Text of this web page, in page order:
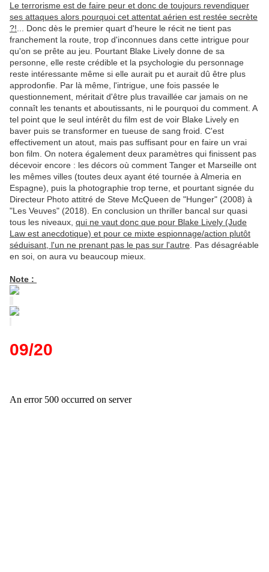
Le terrorisme est de faire peur et donc de toujours revendiquer
ses attaques alors pourquoi cet attentat aérien est restée secrète
?! ... Donc dès le premier quart d'heure le récit ne tient pas
franchement la route, trop d'inconnues dans cette intrigue pour
qu'on se prête au jeu. Pourtant Blake Lively donne de sa
personne, elle reste crédible et la psychologie du personnage
reste intéressante même si elle aurait pu et aurait dû être plus
approdonfie. Par là même, l'intrigue, une fois passée le
questionnement, méritait d'être plus travaillée car jamais on ne
connaît les tenants et aboutissants, ni le pourquoi du comment. A
tel point que le seul intérêt du film est de voir Blake Lively en
baver puis se transformer en tueuse de sang froid. C'est
effectivement un atout, mais pas suffisant pour en faire un vrai
bon film. On notera également deux paramètres qui finissent pas
décevoir encore : les décors où comment Tanger et Marseille ont
les mêmes villes (toutes deux ayant été tournée à Almeria en
Espagne), puis la photographie trop terne, et pourtant signée du
Directeur Photo attitré de Steve McQueen de "Hunger" (2008) à
"Les Veuves" (2018). En conclusion un thriller bancal sur quasi
tous les niveaux, qui ne vaut donc que pour Blake Lively (Jude
Law est anecdotique) et pour ce mixte espionnage/action plutôt
séduisant, l'un ne prenant pas le pas sur l'autre . Pas désagréable
en soi, on aura vu beaucoup mieux.
Note :
09/20